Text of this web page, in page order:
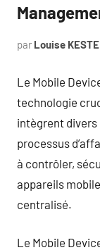
par Louise
Le Mobile
technologie
intègrent
processus
à contrôler,
appareils
centralisé.
Le Mobile